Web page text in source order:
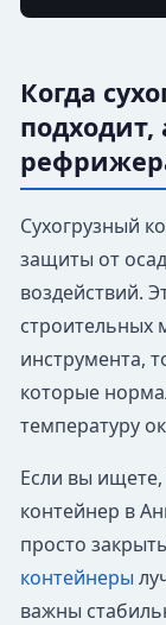
Когда
подходит,
Сухогрузный
защиты от
воздействий.
строительных
инструмента,
которые
температуру
Если вы
контейнер в
просто
контейнеры
важны